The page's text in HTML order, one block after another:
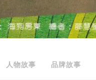
人物故事 品牌故事